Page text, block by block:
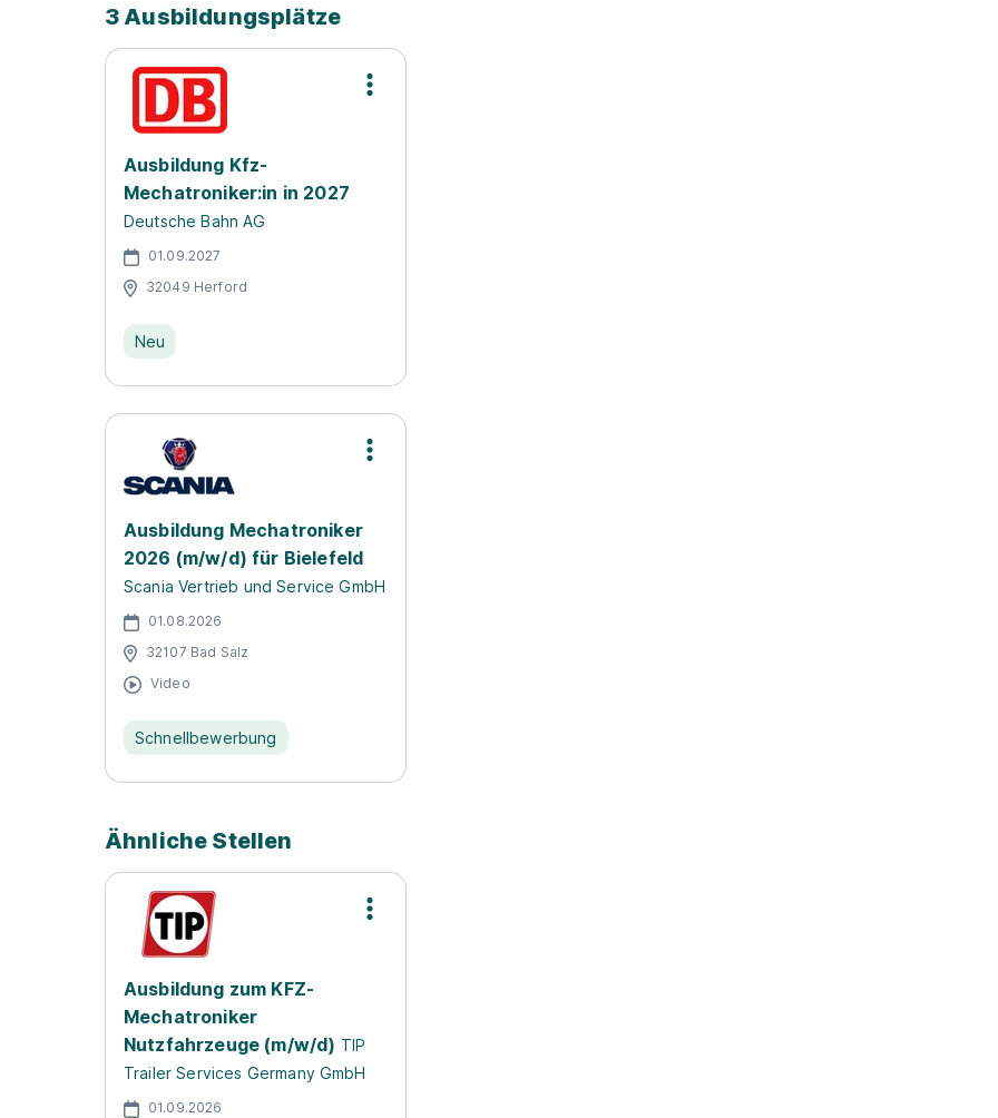
3 Ausbildungsplätze
Ausbildung Kfz-
Mechatroniker:in in 2027
Deutsche Bahn AG
01.09.2027
32049 Herford
Neu
Ausbildung Mechatroniker
2026 (m/w/d) für Bielefeld
Scania Vertrieb und Service GmbH
01.08.2026
32107 Bad Salz
Video
Schnellbewerbung
Ähnliche Stellen
Ausbildung zum KFZ-
Mechatroniker
Nutzfahrzeuge (m/w/d) TIP
Trailer Services Germany GmbH
01.09.2026